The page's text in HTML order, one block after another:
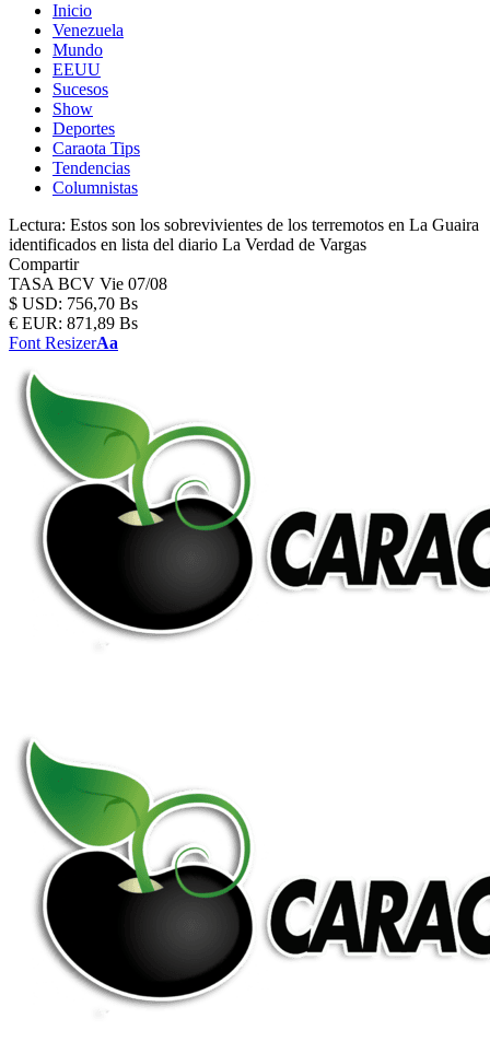
Inicio
Venezuela
Mundo
EEUU
Sucesos
Show
Deportes
Caraota Tips
Tendencias
Columnistas
Lectura: Estos son los sobrevivientes de los terremotos en La Guaira
identificados en lista del diario La Verdad de Vargas
Compartir
TASA BCV Vie 07/08
$ USD: 756,70 Bs
€ EUR: 871,89 Bs
Font ResizerAa